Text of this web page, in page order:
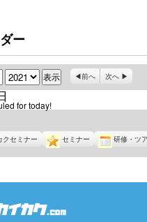
ー
年 前へ 次へ
for today!
クセミナー セミナー 研修・ツ